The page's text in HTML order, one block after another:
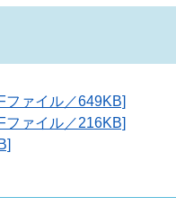
ファイル／649KB]
ファイル／216KB]